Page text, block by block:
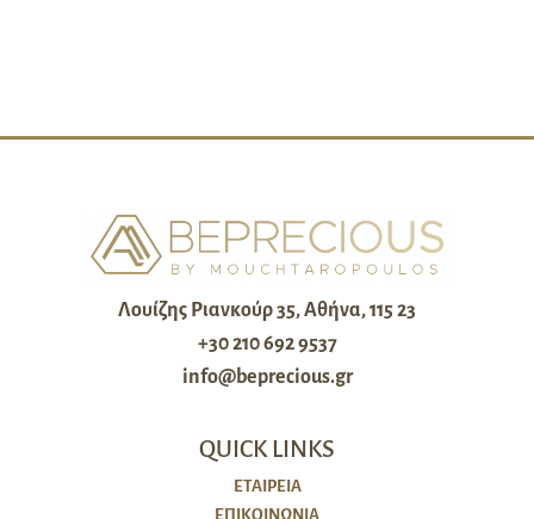
Λουίζης Ριανκούρ 35, Αθήνα, 115 23
+30 210 692 9537
info@beprecious.gr
QUICK LINKS
ΕΤΑΙΡΕΙΑ
ΕΠΙΚΟΙΝΩΝΙΑ